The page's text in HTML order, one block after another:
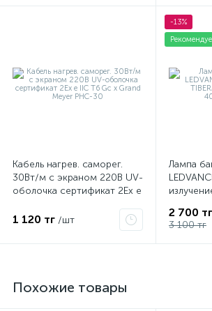
Кабель нагрев. саморег.
30Вт/м с экраном 220В UV-
оболочка сертификат 2Ex e
PHC-30
1 120 тг /шт
-13%
Лампа
2 700 тг
3 100 тг
Похожие товары